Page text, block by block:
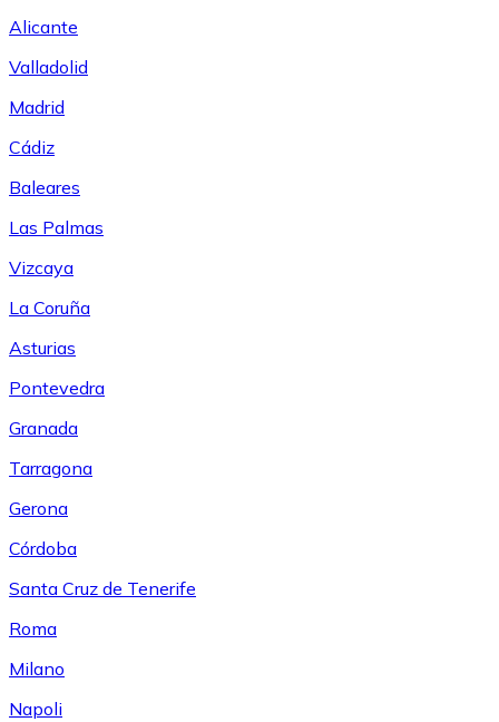
Alicante
Valladolid
Madrid
Cádiz
Baleares
Las Palmas
Vizcaya
La Coruña
Asturias
Pontevedra
Granada
Tarragona
Gerona
Córdoba
Santa Cruz de Tenerife
Roma
Milano
Napoli